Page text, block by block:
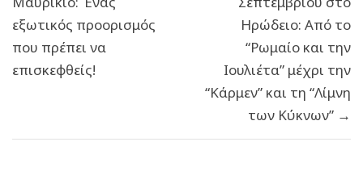
εξωτικός προορισμός
που πρέπει να
επισκεφθείς!
Ηρώδειο: Από το
“Ρωμαίο και την
Ιουλιέτα” μέχρι την
“Κάρμεν” και τη “Λίμνη
των Κύκνων” →